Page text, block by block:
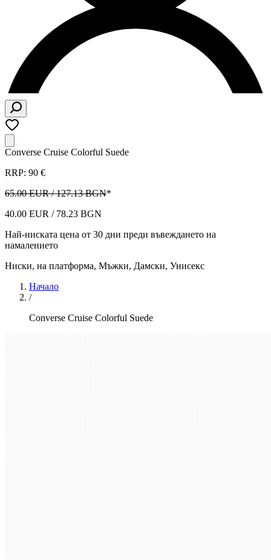
Converse Cruise Colorful Suede
RRP: 90 €
65.00 EUR / 127.13 BGN*
40.00 EUR / 78.23 BGN
Най-ниската цена от 30 дни преди въвеждането на
намалението
Ниски, на платформа, Мъжки, Дамски, Унисекс
Начало
/
Converse Cruise Colorful Suede